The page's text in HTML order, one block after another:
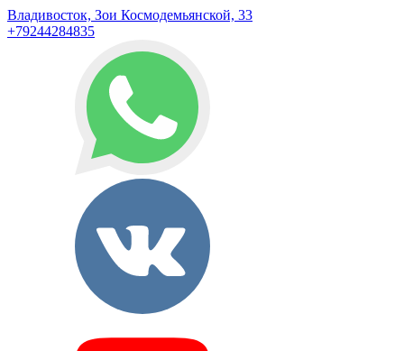
Владивосток, Зои Космодемьянской, 33
+79244284835